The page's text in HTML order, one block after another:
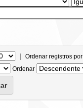
| Ordenar registros por
Ordenar